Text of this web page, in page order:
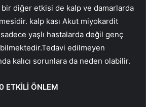
diğer etkisi de kalp ve damarlarda
kalp kası Akut miyokardit
yaşlı hastalarda değil genç
edilmeyen
kalıcı sorunlara da neden olabilir.
ETKİLİ ÖNLEM